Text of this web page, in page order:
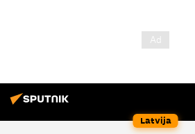
Latvija